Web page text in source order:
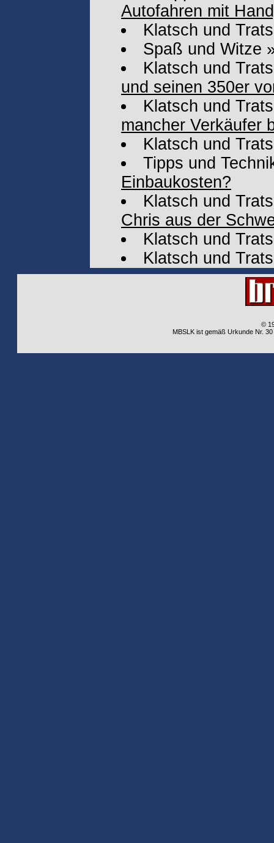
Autofahren mit
Klatsch und
Spaß und Witze
Klatsch und
und seinen 350er
Klatsch und
mancher Verkäufer
Klatsch und
Tipps und
Einbaukosten?
Klatsch und
Chris aus der
Klatsch und
Klatsch und
©
MBSLK ist gemäß Urkunde Nr.